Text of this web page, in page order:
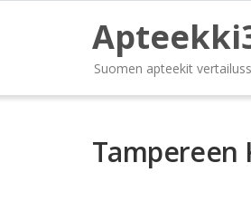
Suomen apteekit
Tampereen